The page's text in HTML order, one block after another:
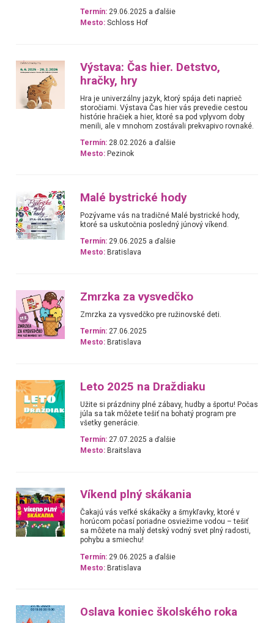
Termín: 29.06.2025 a ďalšie
Mesto: Schloss Hof
Výstava: Čas hier. Detstvo,
hračky, hry
Hra je univerzálny jazyk, ktorý spája deti naprieč
storočiami. Výstava Čas hier vás prevedie cestou
histórie hračiek a hier, ktoré sa pod vplyvom doby
menili, ale v mnohom zostávali prekvapivo rovnaké.
Termín: 28.02.2026 a ďalšie
Mesto: Pezinok
Malé bystrické hody
Pozývame vás na tradičné Malé bystrické hody,
ktoré sa uskutočnia posledný júnový víkend.
Termín: 29.06.2025 a ďalšie
Mesto: Bratislava
Zmrzka za vysvedčko
Zmrzka za vysvedčko pre ružinovské deti.
Termín: 27.06.2025
Mesto: Bratislava
Leto 2025 na Draždiaku
Užite si prázdniny plné zábavy, hudby a športu! Počas
júla sa tak môžete tešiť na bohatý program pre
všetky generácie.
Termín: 27.07.2025 a ďalšie
Mesto: Braitslava
Víkend plný skákania
Čakajú vás veľké skákačky a šmykľavky, ktoré v
horúcom počasí poriadne osviežime vodou – tešiť
sa môžete na malý detský vodný svet plný radosti,
pohybu a smiechu!
Termín: 29.06.2025 a ďalšie
Mesto: Bratislava
Oslava koniec školského roka